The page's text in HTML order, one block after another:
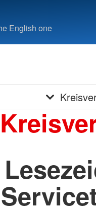
English one